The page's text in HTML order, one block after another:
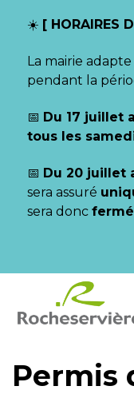
☀️ [ HORAIRES
La mairie
pendant la
📅 Du 17 juillet
tous les
📅 Du 20 juillet
sera assuré
sera donc
contenu
pied
Permis